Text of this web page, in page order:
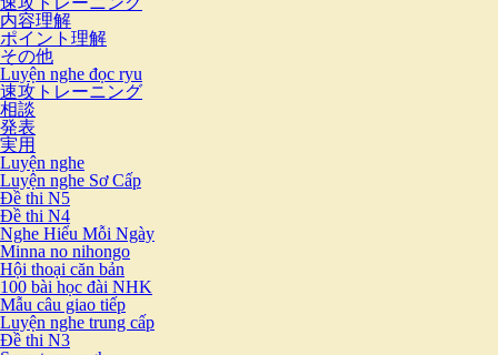
内容理解
ポイント理解
その他
Luyện nghe đọc ryu
速攻トレーニング
相談
発表
実用
Luyện nghe
Luyện nghe Sơ Cấp
Đề thi N5
Đề thi N4
Nghe Hiểu Mỗi Ngày
Minna no nihongo
Hội thoại căn bản
100 bài học đài NHK
Mẫu câu giao tiếp
Luyện nghe trung cấp
Đề thi N3